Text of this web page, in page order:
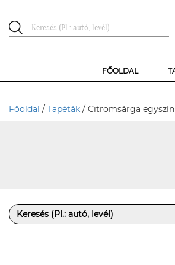
FŐOLDAL
Főoldal / Tapéták / Citromsárga